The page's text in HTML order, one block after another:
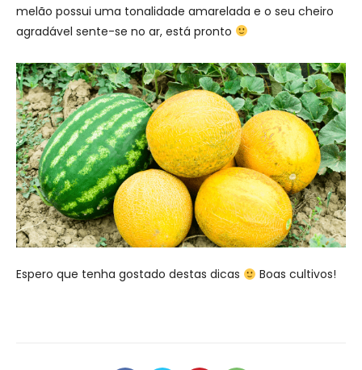
melão possui uma tonalidade amarelada e o seu cheiro
agradável sente-se no ar, está pronto
Espero que tenha gostado destas dicas Boas cultivos!